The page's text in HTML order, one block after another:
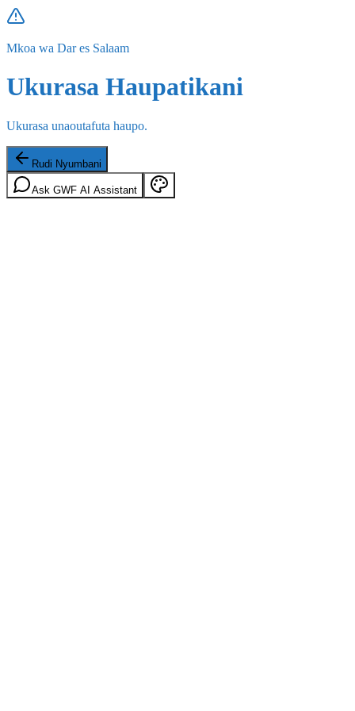
Mkoa wa Dar es Salaam
Ukurasa Haupatikani
Ukurasa unaoutafuta haupo.
Rudi Nyumbani
Ask GWF AI Assistant